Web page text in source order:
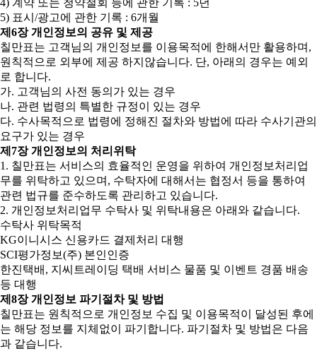
5) 표시/광고에 관한 기록 : 6개월
제6장 개인정보의 공유 및 제공
칠만표는 고객님의 개인정보를 이용목적에 한해서만 활용하며,
원칙적으로 외부에 제공 하지않습니다. 단, 아래의 경우는 예외
로 합니다.
가. 고객님의 사전 동의가 있는 경우
나. 관련 법령의 특별한 규정이 있는 경우
다. 수사목적으로 법령에 정해진 절차와 방법에 따라 수사기관의
요구가 있는 경우
제7장 개인정보의 처리위탁
1. 칠만표는 서비스의 효율적인 운영을 위하여 개인정보처리업
무를 위탁하고 있으며, 수탁자에 대해서는 협정서 등을 통하여
관련 법규를 준수하도록 관리하고 있습니다.
2. 개인정보처리업무 수탁사 및 위탁내용은 아래와 같습니다.
수탁사 위탁목적
KG이니시스 신용카드 결제처리 대행
SCI평가정보(주) 본인인증
한진택배, 지씨트레이딩 택배 서비스 물품 및 이벤트 경품 배송
등 대행
제8장 개인정보 파기절차 및 방법
칠만표는 원칙적으로 개인정보 수집 및 이용목적이 달성된 후에
는 해당 정보를 지체없이 파기합니다. 파기절차 및 방법은 다음
과 같습니다.